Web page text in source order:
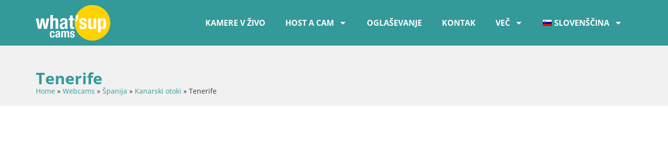
KAMERE V ŽIVO HOST A CAM OGLAŠEVANJE KONTAK VEČ SLOVENŠČINA
Tenerife
Home » Webcams » Španija » Kanarski otoki » Tenerife